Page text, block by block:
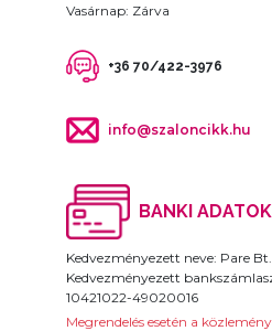
Vasárnap: Zárva
+36 70/422-3976
info@szaloncikk.hu
BANKI ADATOK
Kedvezményezett neve: Pare Bt.
Kedvezményezett
10421022-49020016
Megrendelés esetén a